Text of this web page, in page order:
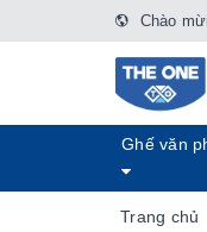
Chào
Ghế văn
Trang chủ